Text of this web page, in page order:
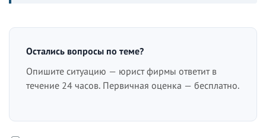
Остались вопросы по теме?
Опишите ситуацию — юрист фирмы ответит в
течение 24 часов. Первичная оценка — бесплатно.